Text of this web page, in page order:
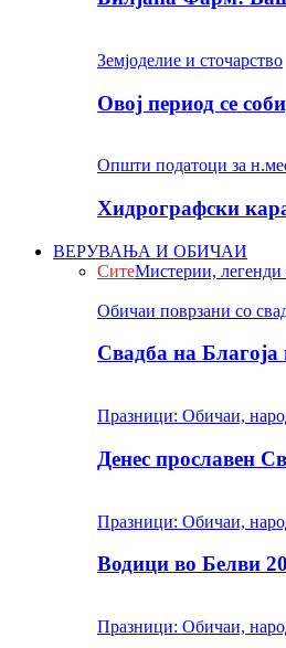
Земјоделие и сточарство
Овој период се
Општи податоци за
Хидрографски
ВЕРУВАЊА И ОБИЧАИ
СитеМистерии, легенди
Обичаи поврзани со
Свадба на Благоја
Празници: Обичаи,
Денес прославен
Празници: Обичаи,
Водици во Белви
Празници: Обичаи,